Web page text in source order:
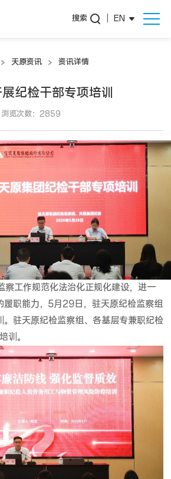
搜索 EN
天原资讯 资讯详情
纪检干部专项培训
浏览次数：2859
察工作规范化法治化正规化建设，进一
履职能力，5月29日，驻天原纪检监察组
。驻天原纪检监察组、各基层专兼职纪检
训。